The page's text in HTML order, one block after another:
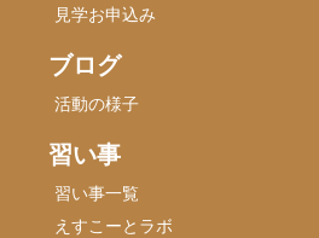
見学お申込み
ブログ
活動の様子
習い事
習い事一覧
えすこーとラボ